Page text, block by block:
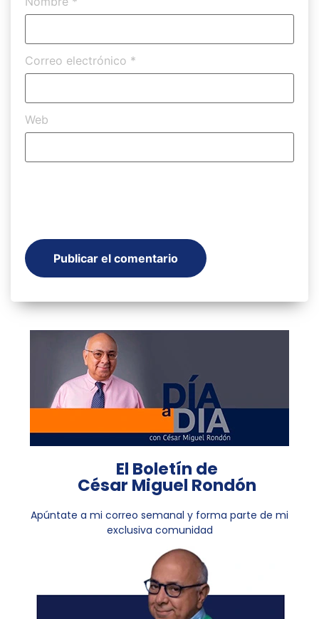
Correo electrónico *
Web
El Boletín de
César Miguel Rondón
Apúntate a mi correo semanal y forma parte de mi
exclusiva comunidad